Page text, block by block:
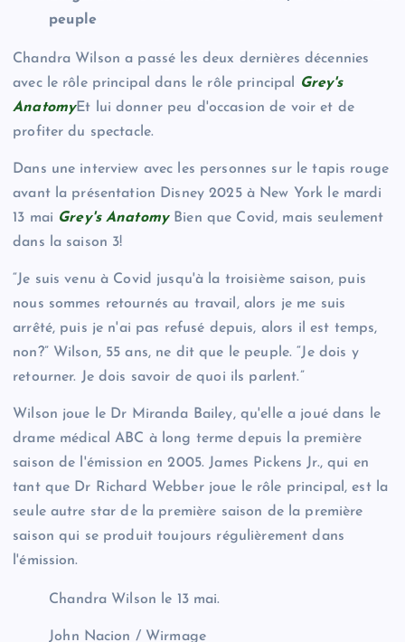
peuple
Chandra Wilson a passé les deux dernières décennies
avec le rôle principal dans le rôle principal
Grey's
AnatomyEt lui donner peu d'occasion de voir et de
profiter du spectacle.
Dans une interview avec les personnes sur le tapis rouge
avant la présentation Disney 2025 à New York le mardi
13 mai Grey's AnatomyBien que Covid, mais seulement
dans la saison 3!
“Je suis venu à Covid jusqu'à la troisième saison, puis
nous sommes retournés au travail, alors je me suis
arrêté, puis je n'ai pas refusé depuis, alors il est temps,
non?” Wilson, 55 ans, ne dit que le peuple. “Je dois y
retourner. Je dois savoir de quoi ils parlent.”
Wilson joue le Dr Miranda Bailey, qu'elle a joué dans le
drame médical ABC à long terme depuis la première
saison de l'émission en 2005. James Pickens Jr., qui en
tant que Dr Richard Webber joue le rôle principal, est la
seule autre star de la première saison de la première
saison qui se produit toujours régulièrement dans
l'émission.
Chandra Wilson le 13 mai.
John Nacion / Wirmage